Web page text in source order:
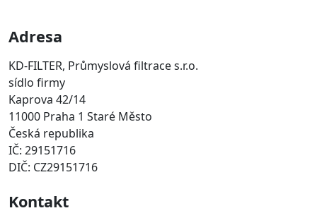
Adresa
KD-FILTER, Průmyslová filtrace s.r.o.
sídlo firmy
Kaprova 42/14
11000 Praha 1 Staré Město
Česká republika
IČ: 29151716
DIČ: CZ29151716
Kontakt